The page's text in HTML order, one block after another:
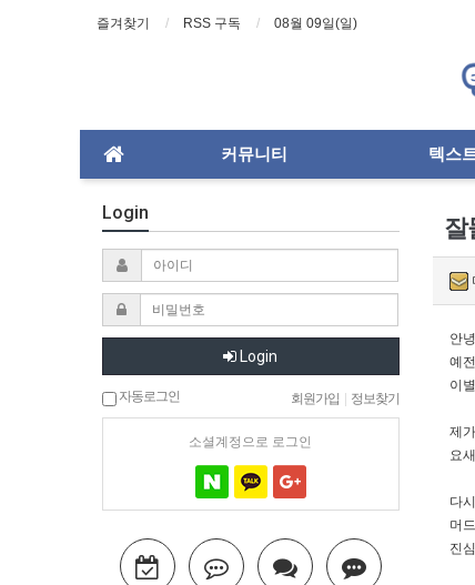
즐겨찾기 RSS 구독 08월 09일(일)
커뮤니티 텍스
잘
안
예
이
제
요
다
머
진
Login
Login
자동로그인 회원가입 정보찾기
소셜계정으로 로그인